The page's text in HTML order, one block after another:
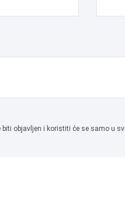
biti objavljen i koristiti će se samo u